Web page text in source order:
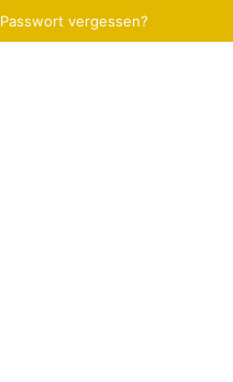
Passwort vergessen?